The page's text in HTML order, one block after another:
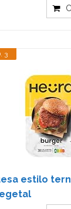
3
estilo